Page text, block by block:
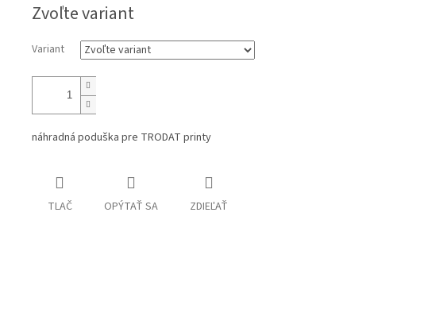
cena:
Zvoľte variant
Variant
náhradná poduška pre TRODAT printy
TLAČ OPÝTAŤ SA ZDIEĽAŤ